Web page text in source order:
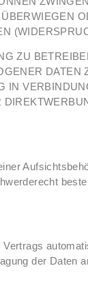
ZU
der Daten